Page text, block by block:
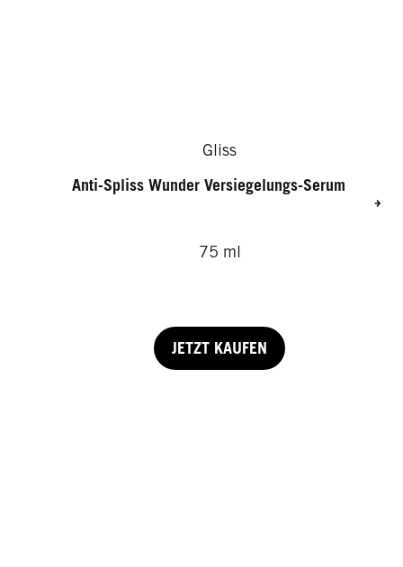
Gliss
Anti-Spliss Wunder Versiegelungs-Serum
75 ml
JETZT KAUFEN